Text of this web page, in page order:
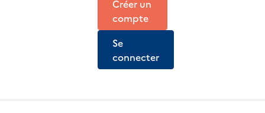
Créer un
compte
Se
connecter